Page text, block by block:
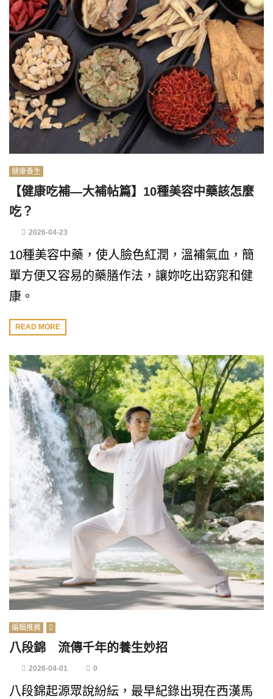
健康養生
【健康吃補—大補帖篇】10種美容中藥該怎麼
吃？
2026-04-23
10種美容中藥，使人臉色紅潤，溫補氣血，簡
單方便又容易的藥膳作法，讓妳吃出窈窕和健
康。
READ MORE
編輯推薦
八段錦 流傳千年的養生妙招
2026-04-01 0
八段錦起源眾說紛紜，最早紀錄出現在西漢馬